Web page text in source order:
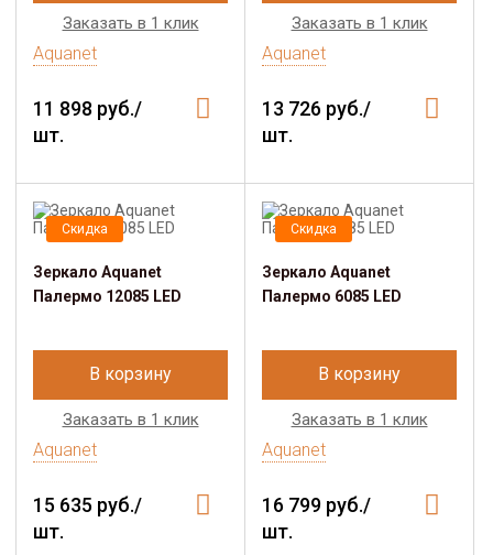
Заказать в 1 клик
Aquanet
11 898 руб./
шт.
Заказать в 1 клик
Aquanet
13 726 руб./
шт.
Скидка
Зеркало Aquanet
Палермо 12085 LED
В корзину
Заказать в 1 клик
Aquanet
15 635 руб./
шт.
Скидка
Зеркало Aquanet
Палермо 6085 LED
В корзину
Заказать в 1 клик
Aquanet
16 799 руб./
шт.